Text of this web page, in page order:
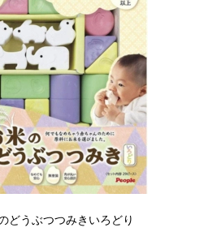
どうぶつつみきいろどり